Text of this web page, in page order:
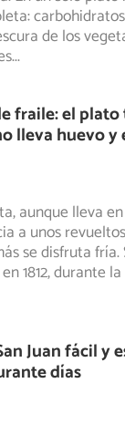
de los
...
fraile: el
lleva huevo y
aunque lleva
a unos
se disfruta
1812, durante
Juan fácil y
días